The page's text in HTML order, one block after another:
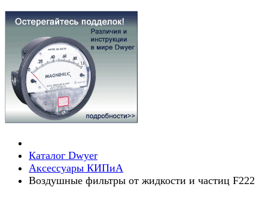
Каталог Dwyer
Аксессуары КИПиА
Воздушные фильтры от жидкости и частиц F222